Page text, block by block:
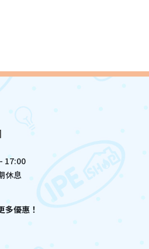
17:00
休息
多優惠！